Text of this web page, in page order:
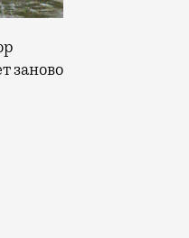
заново
бить до октября.